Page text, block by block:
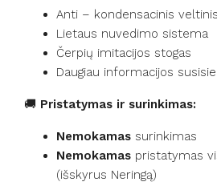
Anti – kondensacinis veltinis
Lietaus nuvedimo sistema
Čerpių imitacijos stogas
Daugiau informacijos
🚚 Pristatymas ir surinkimas:
Nemokamas surinkimas
Nemokamas pristatymas
(išskyrus Neringą)